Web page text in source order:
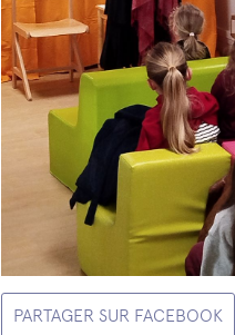
PARTAGER SUR FACEBOOK